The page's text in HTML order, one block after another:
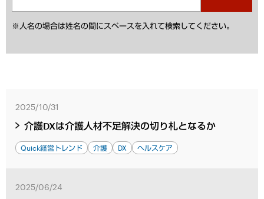
※人名の場合は姓名の間にスペースを入れて検索してください。
2025/10/31
介護DXは介護人材不足解決の切り札となるか
Quick経営トレンド 介護 DX ヘルスケア
2025/06/24